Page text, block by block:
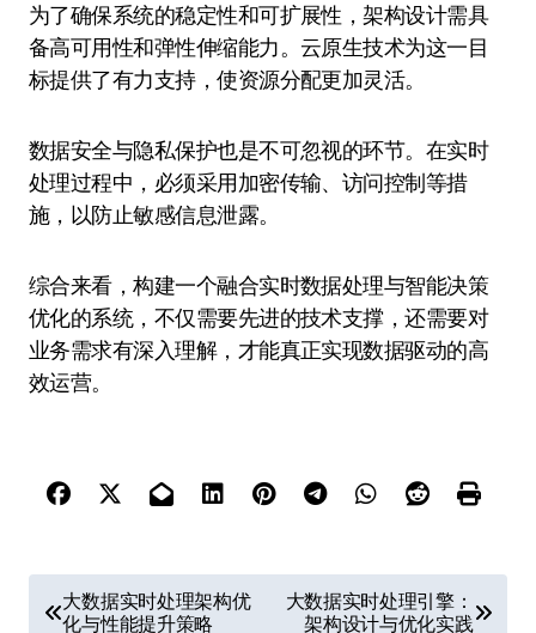
为了确保系统的稳定性和可扩展性，架构设计需具
备高可用性和弹性伸缩能力。云原生技术为这一目
标提供了有力支持，使资源分配更加灵活。
数据安全与隐私保护也是不可忽视的环节。在实时
处理过程中，必须采用加密传输、访问控制等措
施，以防止敏感信息泄露。
综合来看，构建一个融合实时数据处理与智能决策
优化的系统，不仅需要先进的技术支撑，还需要对
业务需求有深入理解，才能真正实现数据驱动的高
效运营。
大数据实时处理架构优
化与性能提升策略
大数据实时处理引擎：
架构设计与优化实践